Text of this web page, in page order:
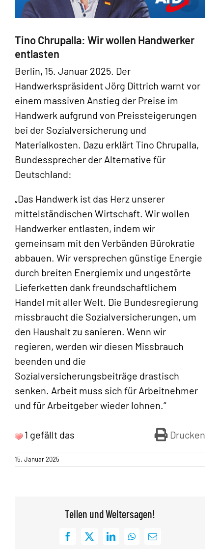
Tino Chrupalla: Wir wollen Handwerker
entlasten
Berlin, 15. Januar 2025. Der
Handwerkspräsident Jörg Dittrich warnt vor
einem massiven Anstieg der Preise im
Handwerk aufgrund von Preissteigerungen
bei der Sozialversicherung und
Materialkosten. Dazu erklärt Tino Chrupalla,
Bundessprecher der Alternative für
Deutschland:
„Das Handwerk ist das Herz unserer
mittelständischen Wirtschaft. Wir wollen
Handwerker entlasten, indem wir
gemeinsam mit den Verbänden Bürokratie
abbauen. Wir versprechen günstige Energie
durch breiten Energiemix und ungestörte
Lieferketten dank freundschaftlichem
Handel mit aller Welt. Die Bundesregierung
missbraucht die Sozialversicherungen, um
den Haushalt zu sanieren. Wenn wir
regieren, werden wir diesen Missbrauch
beenden und die
Sozialversicherungsbeiträge drastisch
senken. Arbeit muss sich für Arbeitnehmer
und für Arbeitgeber wieder lohnen.“
Drucken
1 gefällt das
15. Januar 2025
Teilen und Weitersagen!
Facebook
X LinkedInWhatsApp
E-